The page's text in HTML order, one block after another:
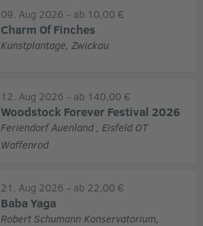
09. Aug 2026 - ab 10,00 €
Charm Of Finches
Kunstplantage, Zwickau
12. Aug 2026 - ab 140,00 €
Woodstock Forever Festival 2026
Feriendorf Auenland , Eisfeld OT
Waffenrod
21. Aug 2026 - ab 22,00 €
Baba Yaga
Robert Schumann Konservatorium,